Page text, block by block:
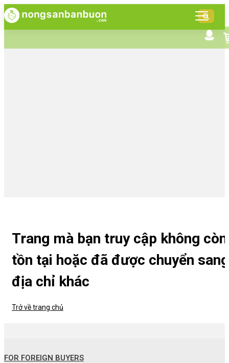
MỤC
Trang mà bạn truy cập không còn
tồn tại hoặc đã được chuyển sang
địa chỉ khác
Trở về trang chủ
FOR FOREIGN BUYERS